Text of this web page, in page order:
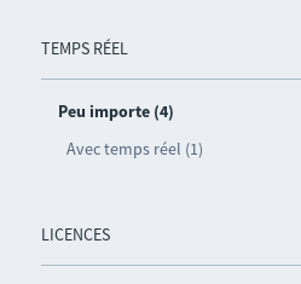
TEMPS RÉEL
Peu importe (4)
Avec temps réel (1)
LICENCES